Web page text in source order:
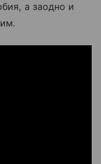
а заодно и